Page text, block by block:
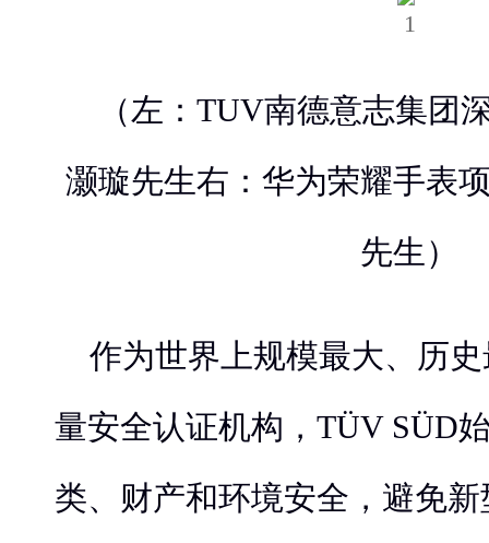
（左：TUV南德意志集团
灏璇先生右：华为荣耀手表
先生）
作为世界上规模最大、历
量安全认证机构，TÜV SÜD
类、财产和环境安全，避免